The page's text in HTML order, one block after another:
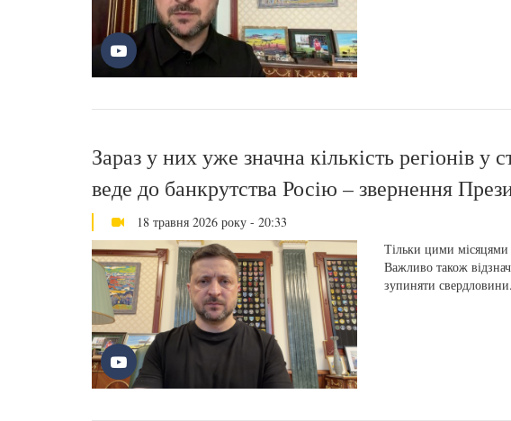
Зараз у них уже значна кількість регіонів у
веде до банкрутства Росію – звернення
18 травня 2026 року - 20:33
Тільки цими місяцями
Важливо також
зупиняти